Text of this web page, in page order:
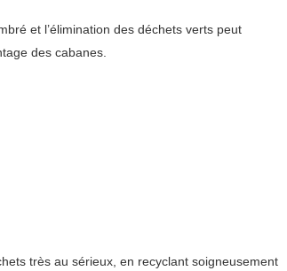
et l’élimination des déchets verts peut
des cabanes.
très au sérieux, en recyclant soigneusement